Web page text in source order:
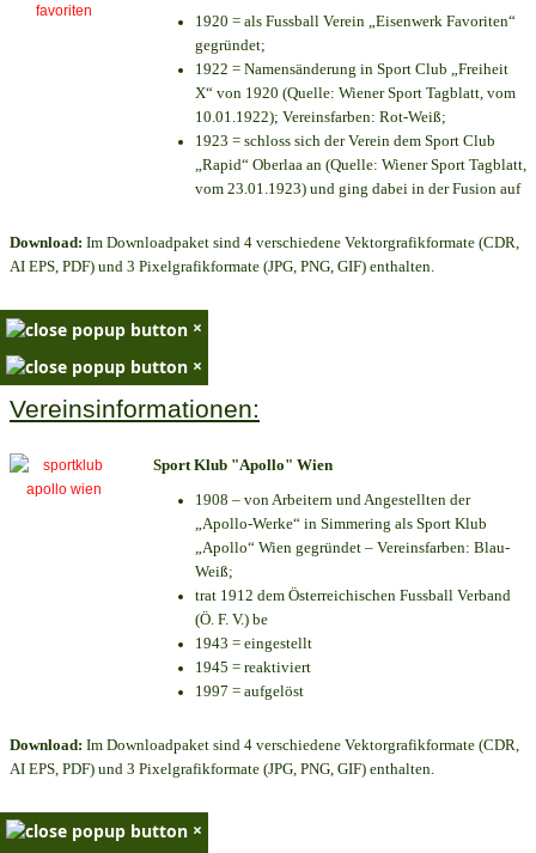
1920 = als Fussball Verein „Eisenwerk Favoriten“
gegründet;
1922 = Namensänderung in Sport Club „Freiheit
X“ von 1920 (Quelle: Wiener Sport Tagblatt, vom
10.01.1922); Vereinsfarben: Rot-Weiß;
1923 = schloss sich der Verein dem Sport Club
„Rapid“ Oberlaa an (Quelle: Wiener Sport Tagblatt,
vom 23.01.1923) und ging dabei in der Fusion auf
Download: Im Downloadpaket sind 4 verschiedene Vektorgrafikformate (CDR,
AI EPS, PDF) und 3 Pixelgrafikformate (JPG, PNG, GIF) enthalten.
×
×
Vereinsinformationen:
Sport Klub "Apollo" Wien
1908 – von Arbeitern und Angestellten der
„Apollo-Werke“ in Simmering als Sport Klub
„Apollo“ Wien gegründet – Vereinsfarben: Blau-
Weiß;
trat 1912 dem Österreichischen Fussball Verband
(Ö. F. V.) be
1943 = eingestellt
1945 = reaktiviert
1997 = aufgelöst
Download: Im Downloadpaket sind 4 verschiedene Vektorgrafikformate (CDR,
AI EPS, PDF) und 3 Pixelgrafikformate (JPG, PNG, GIF) enthalten.
×